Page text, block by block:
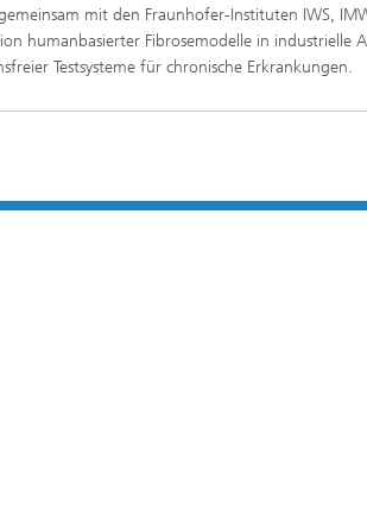
mit den Fraunhofer-Instituten IWS,
humanbasierter Fibrosemodelle in industrielle
Testsysteme für chronische Erkrankungen.